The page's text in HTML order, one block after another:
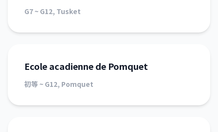
G7 ~ G12, Tusket
Ecole acadienne de Pomquet
初等 ~ G12, Pomquet